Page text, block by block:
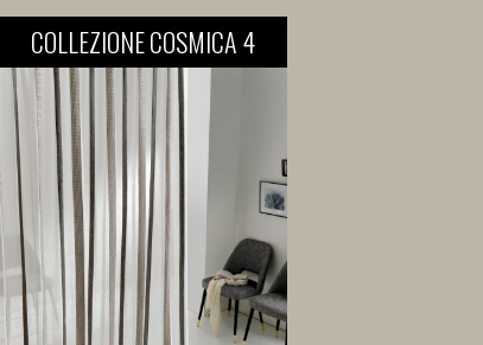
COLLEZIONE COSMICA 4